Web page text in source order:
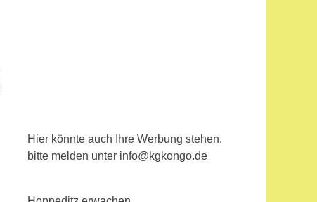
Hier könnte auch Ihre Werbung stehen,
bitte melden unter info@kgkongo.de